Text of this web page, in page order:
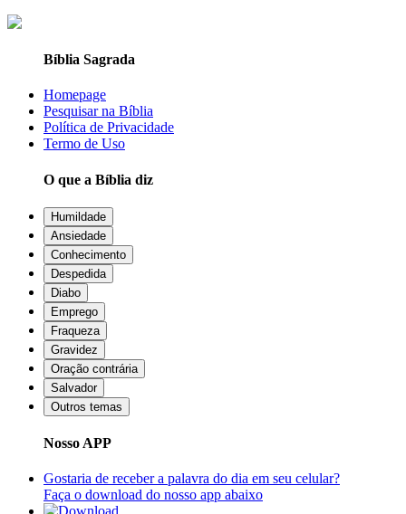
Bíblia Sagrada
Homepage
Pesquisar na Bíblia
Política de Privacidade
Termo de Uso
O que a Bíblia diz
Humildade
Ansiedade
Conhecimento
Despedida
Diabo
Emprego
Fraqueza
Gravidez
Oração contrária
Salvador
Outros temas
Nosso APP
Gostaria de receber a palavra do dia em seu celular?
Faça o download do nosso app abaixo